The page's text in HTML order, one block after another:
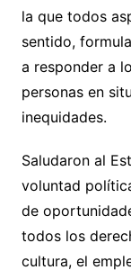
la que todos
sentido,
a responder a
personas en
inequidades.
Saludaron al
voluntad
de
todos los
cultura, el